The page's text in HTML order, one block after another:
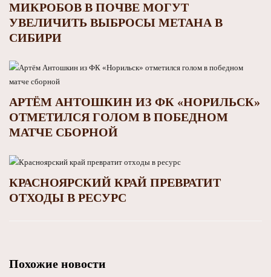
МИКРОБОВ В ПОЧВЕ МОГУТ
УВЕЛИЧИТЬ ВЫБРОСЫ МЕТАНА В
СИБИРИ
АРТЁМ АНТОШКИН ИЗ ФК «НОРИЛЬСК»
ОТМЕТИЛСЯ ГОЛОМ В ПОБЕДНОМ
МАТЧЕ СБОРНОЙ
КРАСНОЯРСКИЙ КРАЙ ПРЕВРАТИТ
ОТХОДЫ В РЕСУРС
Похожие новости